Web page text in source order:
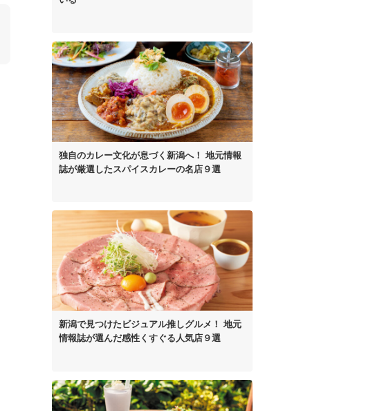
独自のカレー文化が息づく新潟へ！ 地元情報
誌が厳選した スパイスカレーの名店９選
新潟で見つけた ビジュアル推しグルメ！ 地元
情報誌が選んだ感性くすぐる人気店９選